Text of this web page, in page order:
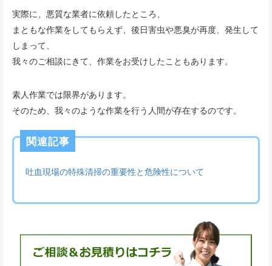
実際に、悪質な業者に依頼したところ、
まともな作業をしてもらえず、後日害虫や悪臭が再度、発生して
しまって、
我々のご相談にきて、作業をお受けしたこともあります。
素人作業では限界があります。
そのため、我々のような作業を行う人間が存在するのです。
関連記事
吐血現場の特殊清掃の重要性と危険性について